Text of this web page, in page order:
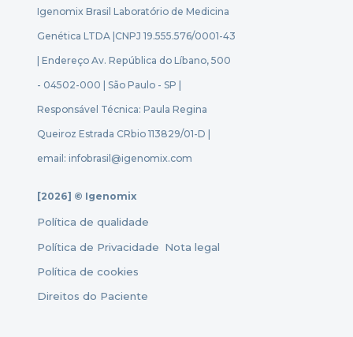
Igenomix Brasil Laboratório de Medicina
Genética LTDA |CNPJ 19.555.576/0001-43
| Endereço Av. República do Líbano, 500
- 04502-000 | São Paulo - SP |
Responsável Técnica: Paula Regina
Queiroz Estrada CRbio 113829/01-D |
email: infobrasil@igenomix.com
[2026] © Igenomix
Política de qualidade
Política de Privacidade Nota legal
Política de cookies
Direitos do Paciente